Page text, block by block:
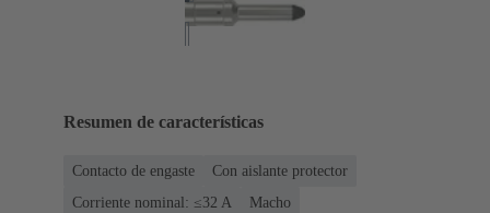
Resumen de características
Contacto de engaste
Con aislante protector
Corriente nominal: ≤32 A
Macho